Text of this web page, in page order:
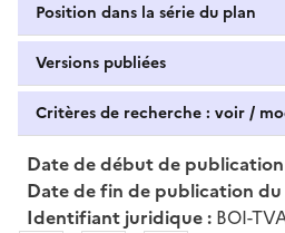
Position dans la série du plan
Versions publiées
Critères de recherche : voir /
Date de début de
Date de fin de publication du
Identifiant juridique : BOI-